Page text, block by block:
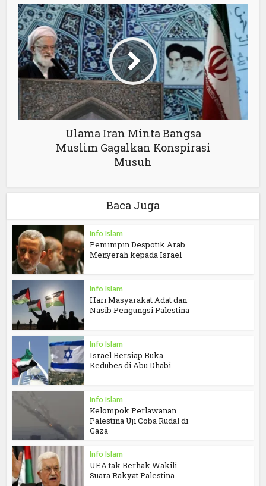
Ulama Iran Minta Bangsa
Muslim Gagalkan Konspirasi
Musuh
Baca Juga
Info Islam
Pemimpin Despotik Arab
Menyerah kepada Israel
Info Islam
Hari Masyarakat Adat dan
Nasib Pengungsi Palestina
Info Islam
Israel Bersiap Buka
Kedubes di Abu Dhabi
Info Islam
Kelompok Perlawanan
Palestina Uji Coba Rudal di
Gaza
Info Islam
UEA tak Berhak Wakili
Suara Rakyat Palestina